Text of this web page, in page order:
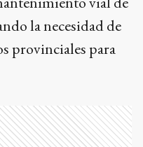
la necesidad de
provinciales para